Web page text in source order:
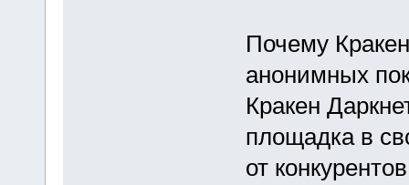
Почему
анонимных
Кракен
площадка в
от